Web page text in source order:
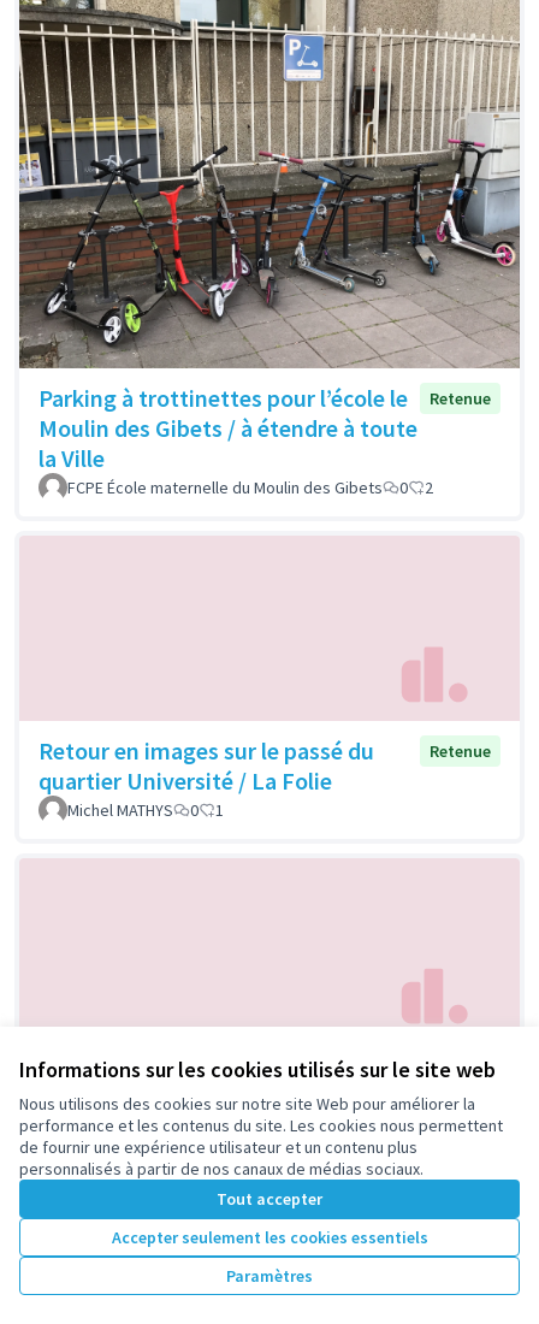
Informations sur les cookies utilisés sur le site web
Nous utilisons des cookies sur notre site Web pour améliorer la
performance et les contenus du site. Les cookies nous permettent
de fournir une expérience utilisateur et un contenu plus
personnalisés à partir de nos canaux de médias sociaux.
Tout accepter
Accepter seulement les cookies essentiels
Paramètres
Parking à trottinettes pour l’école le
Moulin des Gibets / à étendre à toute
la Ville
Retenue
FCPE École maternelle du Moulin des Gibets 0 2
Retour en images sur le passé du
quartier Université / La Folie
Retenue
Michel MATHYS 0 1
A la découverte de nos bienfaitrices
les abeilles
Retenue
biodiversité 0 1